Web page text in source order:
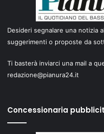
Desideri segnalare una notizia
suggerimenti o proposte da
Ti basterà inviarci una mail a
redazione@pianura24.it
Concessionaria